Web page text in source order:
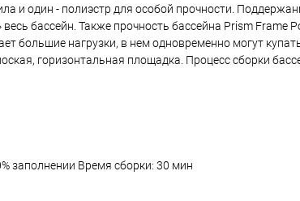
и один - полиэстр для особой прочности.
бассейн. Также прочность бассейна Prism Frame
большие нагрузки, в нем одновременно могут
горизонтальная площадка. Процесс сборки
заполнении Время сборки: 30 мин